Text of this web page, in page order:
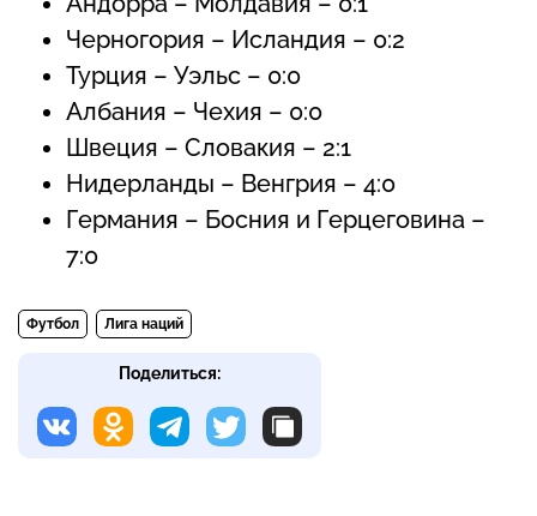
Черногория – Исландия – 0:2
Турция – Уэльс – 0:0
Албания – Чехия – 0:0
Швеция – Словакия – 2:1
Нидерланды – Венгрия – 4:0
Германия – Босния и Герцеговина –
7:0
Футбол Лига наций
Поделиться: